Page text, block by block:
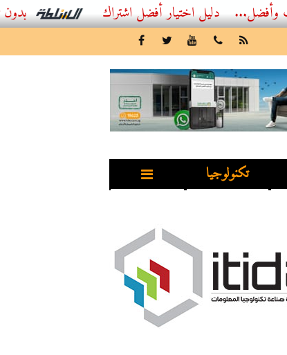
أفضل اشتراك IPTV بدون تقطيع 2026 – دليل المشاهد العصري
تكنولوجيا